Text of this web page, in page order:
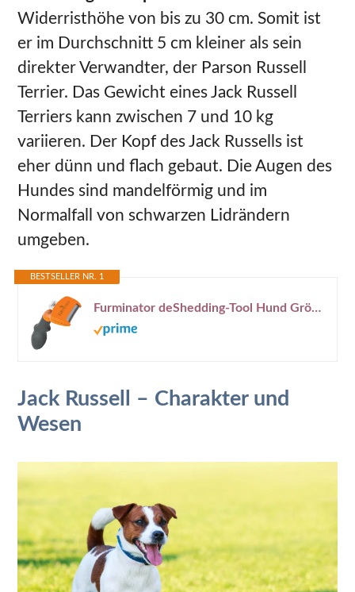
Widerristhöhe von bis zu 30 cm. Somit ist
er im Durchschnitt 5 cm kleiner als sein
direkter Verwandter, der Parson Russell
Terrier. Das Gewicht eines Jack Russell
Terriers kann zwischen 7 und 10 kg
variieren. Der Kopf des Jack Russells ist
eher dünn und flach gebaut. Die Augen des
Hundes sind mandelförmig und im
Normalfall von schwarzen Lidrändern
umgeben.
BESTSELLER NR. 1
Furminator deShedding-Tool Hund Größe M Kurzhaar
Jack Russell – Charakter und
Wesen